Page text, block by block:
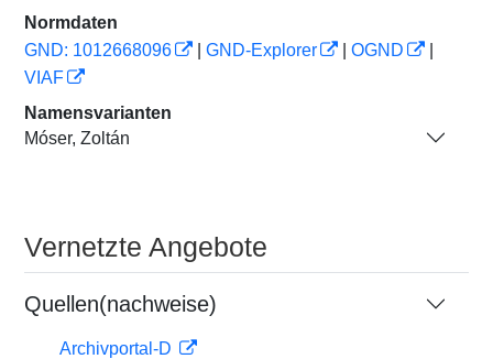
Normdaten
GND: 1012668096
GND-Explorer OGND
VIAF
Namensvarianten
Móser, Zoltán
Vernetzte Angebote
Quellen(nachweise)
Archivportal-D